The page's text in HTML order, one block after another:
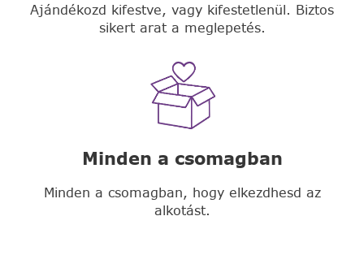
Ajándékozd kifestve, vagy kifestetlenül. Biztos
sikert arat a meglepetés.
Minden a csomagban
Minden a csomagban, hogy elkezdhesd az
alkotást.